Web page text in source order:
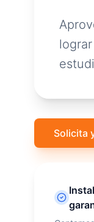
Solicita